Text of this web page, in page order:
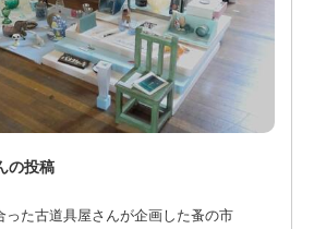
の投稿
った古道具屋さんが企画した蚤の市